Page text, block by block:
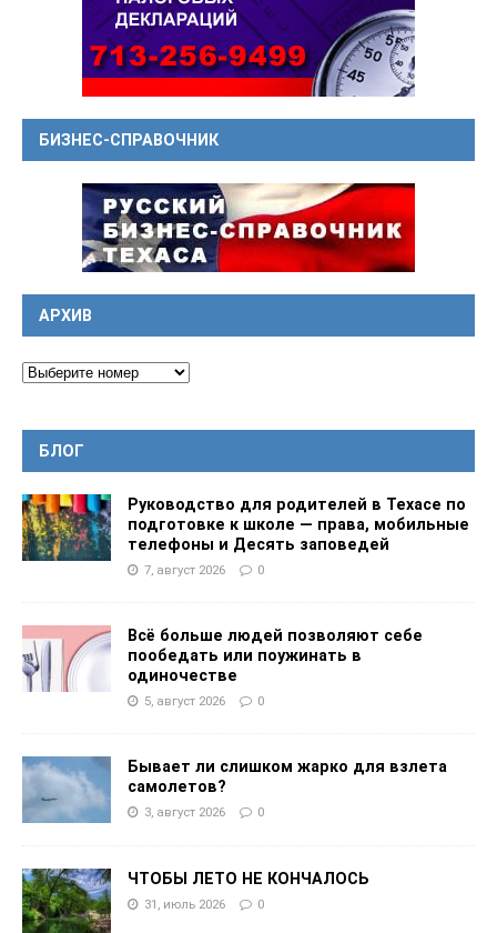
БИЗНЕС-СПРАВОЧНИК
АРХИВ
БЛОГ
Руководство для родителей в Техасе по
подготовке к школе — права, мобильные
телефоны и Десять заповедей
7, август 2026 0
Всё больше людей позволяют себе
пообедать или поужинать в
одиночестве
5, август 2026 0
Бывает ли слишком жарко для взлета
самолетов?
3, август 2026 0
ЧТОБЫ ЛЕТО НЕ КОНЧАЛОСЬ
31, июль 2026 0